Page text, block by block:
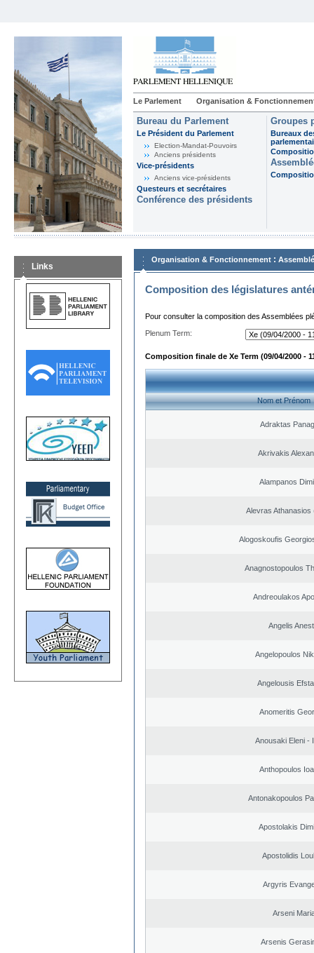
Le Parlement Organisation &
Bureau du Parlement
Le Président du Parlement
Election-Mandat-Pouvoirs
Anciens présidents
Vice-présidents
Anciens vice-présidents
Questeurs et secrétaires
Conférence des présidents
Groupes
Bureaux
Links
Organisation & Fonctionnement :
Composition des législatures
Pour consulter la composition des Assemblées
Plenum Term:
Composition finale de Xe Term (09/04/2000 -
Nom et Prénom
Adraktas
Akrivakis
Alampanos
Alevras Athanasios
Alogoskoufis
Anagnostopoulos
Andreoulakos
Angelis
Angelopoulos
Angelousis
Anomeritis
Anousaki Eleni -
Anthopoulos
Antonakopoulos
Apostolakis
Apostolidis
Argyris
Arseni
Arsenis